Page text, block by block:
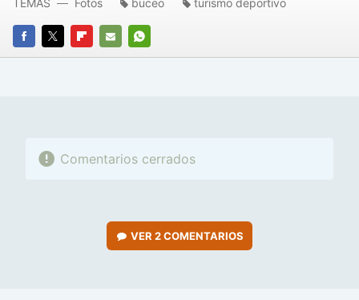
FACEBOOK
TWITTERFLIPBOARD
E-
WHATSAPP
TEMAS Fotos buceo turismo deportivo
Comentarios cerrados
VER2 COMENTARIOS